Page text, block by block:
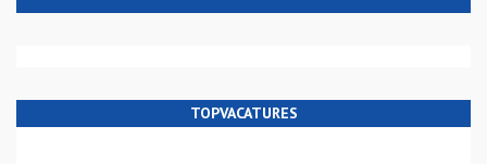
TOPVACATURES